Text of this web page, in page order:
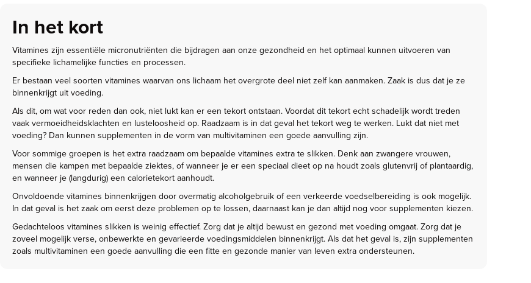
In het kort
Vitamines zijn essentiële micronutriënten die bijdragen aan onze gezondheid en het optimaal kunnen uitvoeren van
specifieke lichamelijke functies en processen.
Er bestaan veel soorten vitamines waarvan ons lichaam het overgrote deel niet zelf kan aanmaken. Zaak is dus dat je ze
binnenkrijgt uit voeding.
Als dit, om wat voor reden dan ook, niet lukt kan er een tekort ontstaan. Voordat dit tekort echt schadelijk wordt treden
vaak vermoeidheidsklachten en lusteloosheid op. Raadzaam is in dat geval het tekort weg te werken. Lukt dat niet met
voeding? Dan kunnen supplementen in de vorm van multivitaminen een goede aanvulling zijn.
Voor sommige groepen is het extra raadzaam om bepaalde vitamines extra te slikken. Denk aan zwangere vrouwen,
mensen die kampen met bepaalde ziektes, of wanneer je er een speciaal dieet op na houdt zoals glutenvrij of plantaardig,
en wanneer je (langdurig) een calorietekort aanhoudt.
Onvoldoende vitamines binnenkrijgen door overmatig alcoholgebruik of een verkeerde voedselbereiding is ook mogelijk.
In dat geval is het zaak om eerst deze problemen op te lossen, daarnaast kan je dan altijd nog voor supplementen kiezen.
Gedachteloos vitamines slikken is weinig effectief. Zorg dat je altijd bewust en gezond met voeding omgaat. Zorg dat je
zoveel mogelijk verse, onbewerkte en gevarieerde voedingsmiddelen binnenkrijgt. Als dat het geval is, zijn supplementen
zoals multivitaminen een goede aanvulling die een fitte en gezonde manier van leven extra ondersteunen.